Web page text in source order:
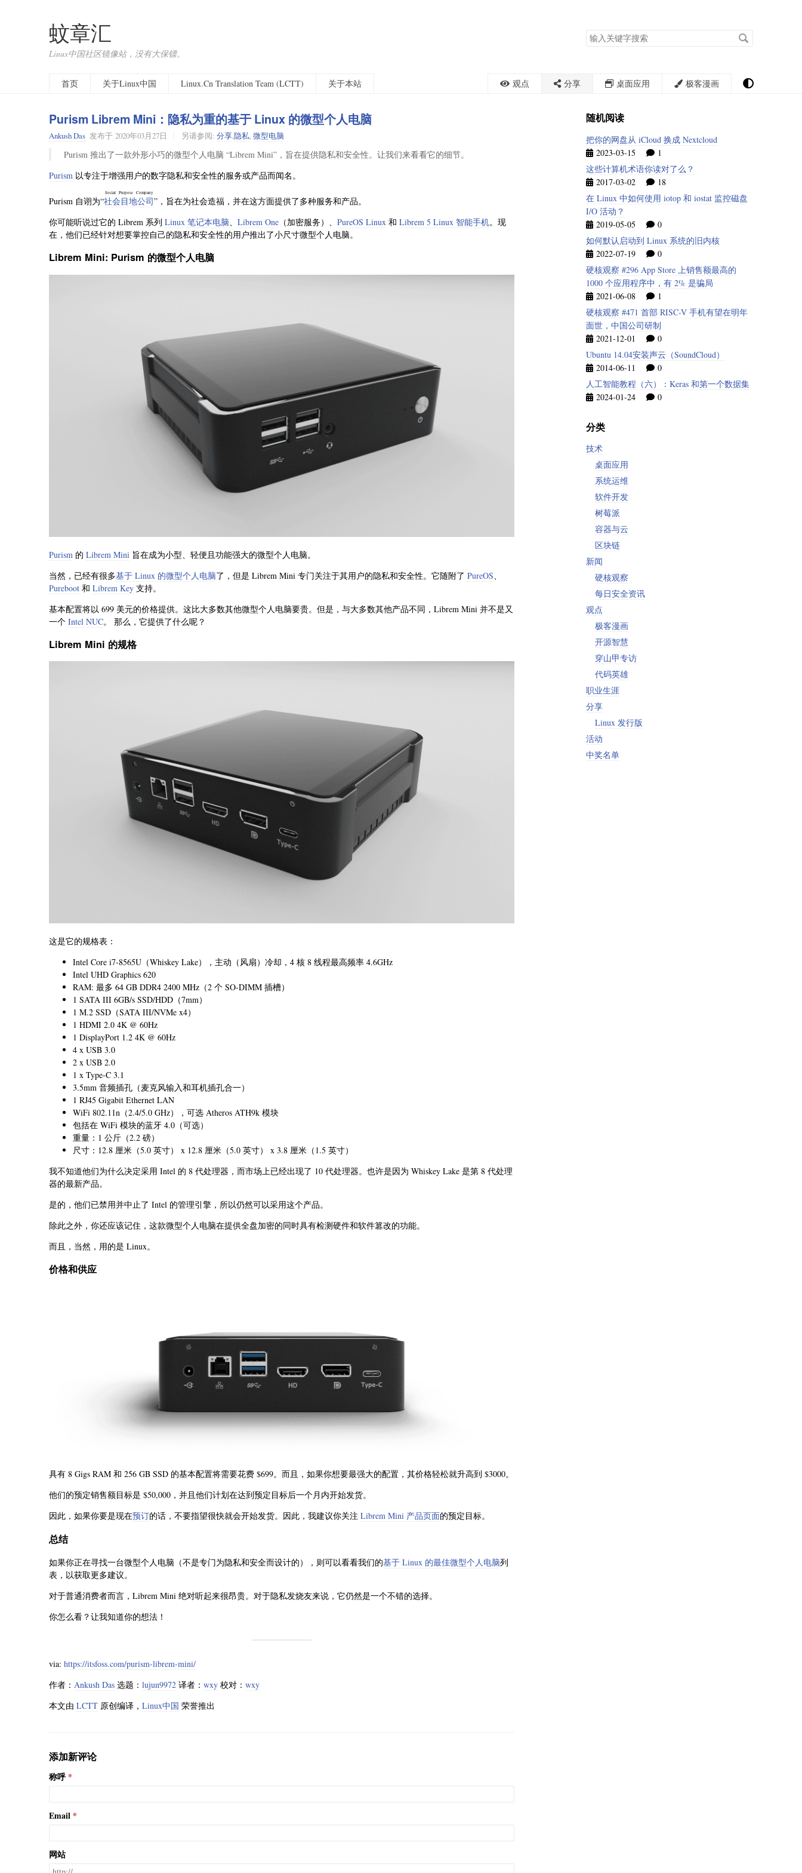
蚊章汇
Linux中国社区镜像站，没有大保镖。
搜
索
首页
关于Linux中国 Linux.Cn Translation Team (LCTT) 关于本站 观点 分享 桌面应用 极客漫画
Purism Librem Mini：隐私为重的基于 Linux 的微型个人电脑
Ankush Das 发布于 2020年03月27日 另请参阅: 分享,隐私,微型电脑
Purism 推出了一款外形小巧的微型个人电脑 “Librem Mini”，旨在提供隐私和安全性。让我们来看看它的细节。
Purism 以专注于增强用户的数字隐私和安全性的服务或产品而闻名。
Purism 自诩为“社会目地公司
Social Purpose Company
”，旨在为社会造福，并在这方面提供了多种服务和产品。
你可能听说过它的 Librem 系列 Linux 笔记本电脑、 Librem One （加密服务）、 PureOS Linux 和 Librem 5 Linux 智能手机。现
在，他们已经针对想要掌控自己的隐私和安全性的用户推出了小尺寸微型个人电脑。
Librem Mini: Purism 的微型个人电脑
Purism 的 Librem Mini 旨在成为小型、轻便且功能强大的微型个人电脑。
当然，已经有很多基于 Linux 的微型个人电脑了，但是 Librem Mini 专门关注于其用户的隐私和安全性。它随附了 PureOS
Pureboot 和 Librem Key 支持。
基本配置将以 699 美元的价格提供。这比大多数其他微型个人电脑要贵。但是，与大多数其他产品不同，Librem Mini 并不是又
一个 Intel NUC。 那么，它提供了什么呢？
Librem Mini 的规格
这是它的规格表：
Intel Core i7-8565U（Whiskey Lake），主动（风扇）冷却，4 核 8 线程最高频率 4.6GHz
Intel UHD Graphics 620
RAM: 最多 64 GB DDR4 2400 MHz（2 个 SO-DIMM 插槽）
1 SATA III 6GB/s SSD/HDD（7mm）
1 M.2 SSD（SATA III/NVMe x4）
1 HDMI 2.0 4K @ 60Hz
1 DisplayPort 1.2 4K @ 60Hz
4 x USB 3.0
2 x USB 2.0
1 x Type-C 3.1
3.5mm 音频插孔（麦克风输入和耳机插孔合一）
1 RJ45 Gigabit Ethernet LAN
WiFi 802.11n（2.4/5.0 GHz），可选 Atheros ATH9k 模块
包括在 WiFi 模块的蓝牙 4.0（可选）
重量：1 公斤（2.2 磅）
尺寸：12.8 厘米（5.0 英寸） x 12.8 厘米（5.0 英寸） x 3.8 厘米（1.5 英寸）
我不知道他们为什么决定采用 Intel 的 8 代处理器，而市场上已经出现了 10 代处理器。也许是因为 Whiskey Lake 是第 8 代处理
器的最新产品。
是的，他们已禁用并中止了 Intel 的管理引擎，所以仍然可以采用这个产品。
除此之外，你还应该记住，这款微型个人电脑在提供全盘加密的同时具有检测硬件和软件篡改的功能。
而且，当然，用的是 Linux。
价格和供应
具有 8 Gigs RAM 和 256 GB SSD 的基本配置将需要花费 $699。而且，如果你想要最强大的配置，其价格轻松就升高到 $3000。
他们的预定销售额目标是 $50,000，并且他们计划在达到预定目标后一个月内开始发货。
因此，如果你要是现在预订的话，不要指望很快就会开始发货。因此，我建议你关注 Librem Mini 产品页面的预定目标。
总结
如果你正在寻找一台微型个人电脑（不是专门为隐私和安全而设计的），则可以看看我们的基于 Linux 的最佳微型个人电脑列
表，以获取更多建议。
对于普通消费者而言，Librem Mini 绝对听起来很昂贵。对于隐私发烧友来说，它仍然是一个不错的选择。
你怎么看？让我知道你的想法！
via: https://itsfoss.com/purism-librem-mini/
作者： Ankush Das 选题： lujun9972 译者： wxy 校对： wxy
本文由 LCTT 原创编译， Linux中国 荣誉推出
添加新评论
称呼
Email
网站
随机阅读
把你的网盘从 iCloud 换成 Nextcloud
2023-03-15
1
这些计算机术语你读对了么？
2017-03-02
18
在 Linux 中如何使用 iotop 和 iostat 监控磁盘
I/O 活动？
2019-05-05
0
如何默认启动到 Linux 系统的旧内核
2022-07-19
0
硬核观察 #296 App Store 上销售额最高的
1000 个应用程序中，有 2% 是骗局
2021-06-08
1
硬核观察 #471 首部 RISC-V 手机有望在明年
面世，中国公司研制
2021-12-01
0
Ubuntu 14.04安装声云（SoundCloud）
2014-06-11
0
人工智能教程（六）：Keras 和第一个数据集
2024-01-24
0
分类
技术
桌面应用
系统运维
软件开发
树莓派
容器与云
区块链
新闻
硬核观察
每日安全资讯
观点
极客漫画
开源智慧
穿山甲专访
代码英雄
职业生涯
分享
Linux 发行版
活动
中奖名单